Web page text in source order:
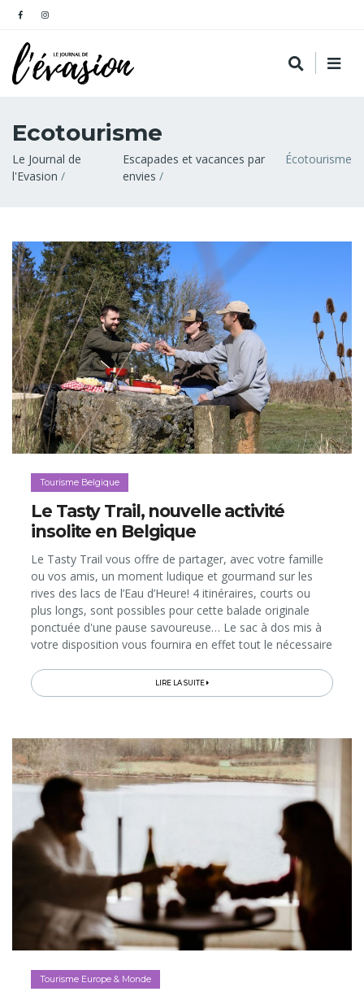
Ecotourisme
Fil
d'Ariane
Le Journal de
l'Evasion
Escapades et vacances par
envies
Écotourisme
Tourisme Belgique
Le Tasty Trail, nouvelle activité
insolite en Belgique
Le Tasty Trail vous offre de partager, avec votre famille
ou vos amis, un moment ludique et gourmand sur les
rives des lacs de l’Eau d’Heure! 4 itinéraires, courts ou
plus longs, sont possibles pour cette balade originale
ponctuée d'une pause savoureuse… Le sac à dos mis à
votre disposition vous fournira en effet tout le nécessaire
bord...
LIRE LA SUITE
Tourisme Europe & Monde